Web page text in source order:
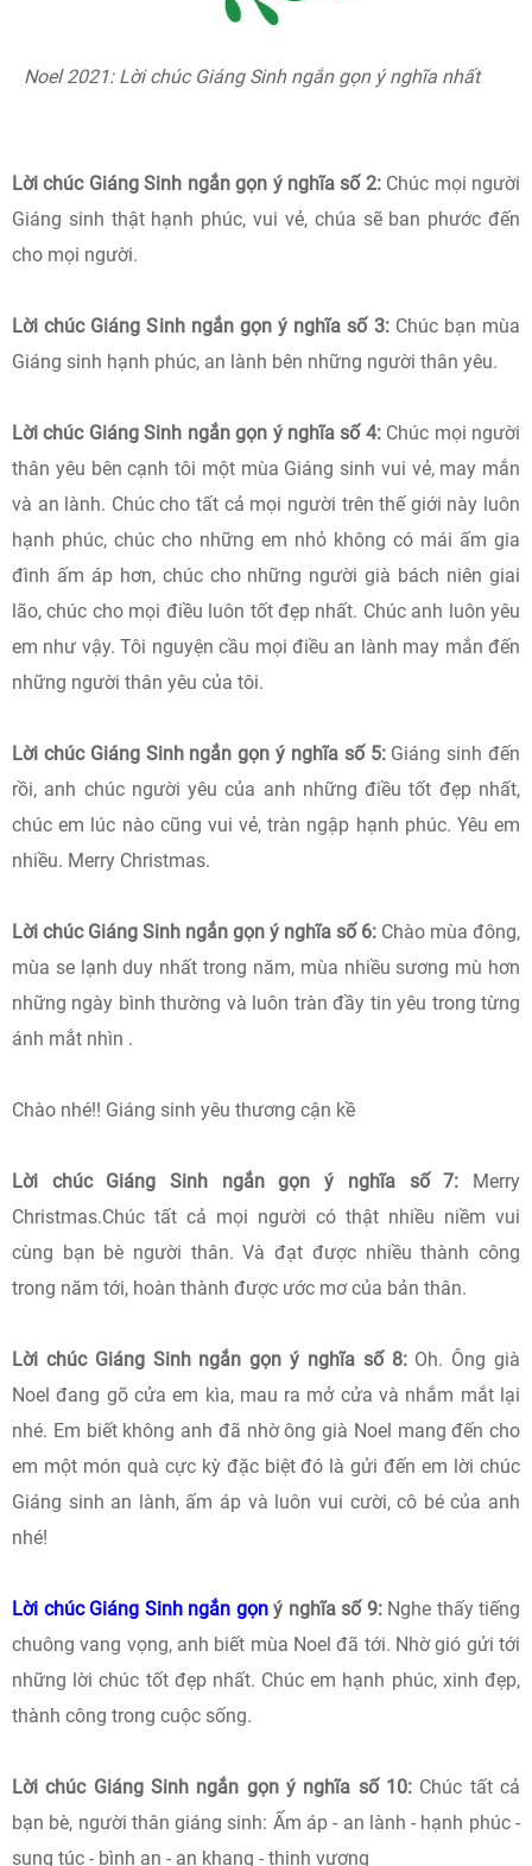
Noel 2021: Lời chúc Giáng Sinh ngắn gọn ý nghĩa nhất
Lời chúc Giáng Sinh ngắn gọn ý nghĩa số 2: Chúc mọi người
Giáng sinh thật hạnh phúc, vui vẻ, chúa sẽ ban phước đến
cho mọi người.
Lời chúc Giáng Sinh ngắn gọn ý nghĩa số 3: Chúc bạn mùa
Giáng sinh hạnh phúc, an lành bên những người thân yêu.
Lời chúc Giáng Sinh ngắn gọn ý nghĩa số 4: Chúc mọi người
thân yêu bên cạnh tôi một mùa Giáng sinh vui vẻ, may mắn
và an lành. Chúc cho tất cả mọi người trên thế giới này luôn
hạnh phúc, chúc cho những em nhỏ không có mái ấm gia
đình ấm áp hơn, chúc cho những người già bách niên giai
lão, chúc cho mọi điều luôn tốt đẹp nhất. Chúc anh luôn yêu
em như vậy. Tôi nguyện cầu mọi điều an lành may mắn đến
những người thân yêu của tôi.
Lời chúc Giáng Sinh ngắn gọn ý nghĩa số 5: Giáng sinh đến
rồi, anh chúc người yêu của anh những điều tốt đẹp nhất,
chúc em lúc nào cũng vui vẻ, tràn ngập hạnh phúc. Yêu em
nhiều. Merry Christmas.
Lời chúc Giáng Sinh ngắn gọn ý nghĩa số 6: Chào mùa đông,
mùa se lạnh duy nhất trong năm, mùa nhiều sương mù hơn
những ngày bình thường và luôn tràn đầy tin yêu trong từng
ánh mắt nhìn .
Chào nhé!! Giáng sinh yêu thương cận kề
Lời chúc Giáng Sinh ngắn gọn ý nghĩa số 7: Merry
Christmas.Chúc tất cả mọi người có thật nhiều niềm vui
cùng bạn bè người thân. Và đạt được nhiều thành công
trong năm tới, hoàn thành được ước mơ của bản thân.
Lời chúc Giáng Sinh ngắn gọn ý nghĩa số 8: Oh. Ông già
Noel đang gõ cửa em kìa, mau ra mở cửa và nhắm mắt lại
nhé. Em biết không anh đã nhờ ông già Noel mang đến cho
em một món quà cực kỳ đặc biệt đó là gửi đến em lời chúc
Giáng sinh an lành, ấm áp và luôn vui cười, cô bé của anh
nhé!
Lời chúc Giáng Sinh ngắn gọný nghĩa số 9: Nghe thấy tiếng
chuông vang vọng, anh biết mùa Noel đã tới. Nhờ gió gửi tới
những lời chúc tốt đẹp nhất. Chúc em hạnh phúc, xinh đẹp,
thành công trong cuộc sống.
Lời chúc Giáng Sinh ngắn gọn ý nghĩa số 10: Chúc tất cả
bạn bè, người thân giáng sinh: Ấm áp - an lành - hạnh phúc -
sung túc - bình an - an khang - thịnh vượng